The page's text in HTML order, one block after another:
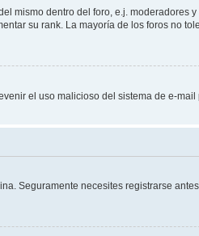
mismo dentro del foro, e.j. moderadores
su rank. La mayoría de los foros no
el uso malicioso del sistema de e-
Seguramente necesites registrarse